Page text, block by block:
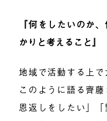
『何をしたいのか
かりと考えること』
地域で活動する上
このように語る齊
恩返しをしたい」